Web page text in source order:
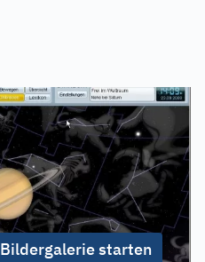
Bildergalerie starten